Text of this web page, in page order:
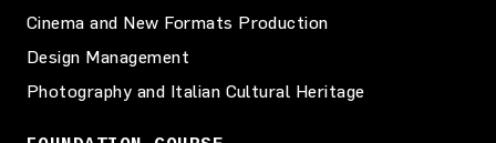
Cinema and New Formats Production
Design Management
Photography and Italian Cultural Heritage